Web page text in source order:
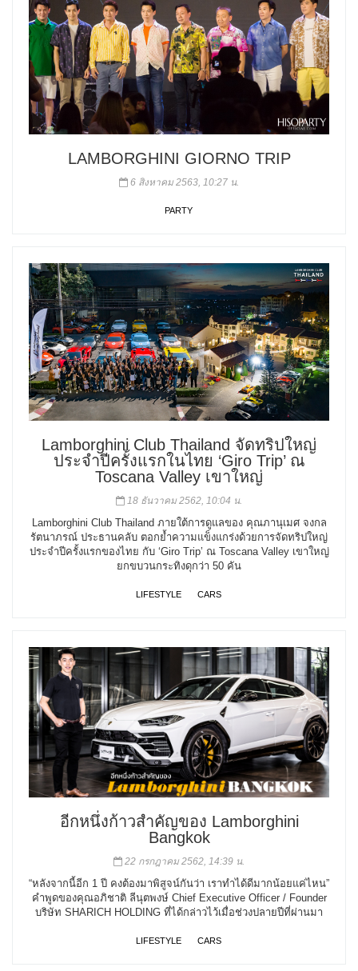
LAMBORGHINI GIORNO TRIP
6 สิงหาคม 2563, 10:27 น.
PARTY
Lamborghini Club Thailand จัดทริปใหญ่
ประจำปีครั้งแรกในไทย ‘Giro Trip’ ณ
Toscana Valley เขาใหญ่
18 ธันวาคม 2562, 10:04 น.
Lamborghini Club Thailand ภายใต้การดูแลของ คุณภานุเมศ จงกล
รัตนาภรณ์ ประธานคลับ ตอกย้ำความแข็งแกร่งด้วยการจัดทริปใหญ่
ประจำปีครั้งแรกของไทย กับ ‘Giro Trip’ ณ Toscana Valley เขาใหญ่
ยกขบวนกระทิงดุกว่า 50 คัน
LIFESTYLE CARS
อีกหนึ่งก้าวสำคัญของ Lamborghini
Bangkok
22 กรกฎาคม 2562, 14:39 น.
“หลังจากนี้อีก 1 ปี คงต้องมาพิสูจน์กันว่า เราทำได้ดีมากน้อยแค่ไหน”
คำพูดของคุณอภิชาติ ลีนุตพงษ์ Chief Executive Officer / Founder
บริษัท SHARICH HOLDING ที่ได้กล่าวไว้เมื่อช่วงปลายปีที่ผ่านมา
LIFESTYLE CARS